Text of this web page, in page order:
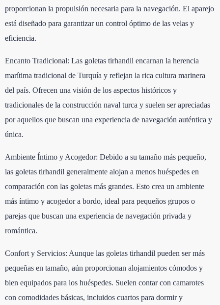
proporcionan la propulsión necesaria para la navegación. El aparejo
está diseñado para garantizar un control óptimo de las velas y
eficiencia.
Encanto Tradicional: Las goletas tirhandil encarnan la herencia
marítima tradicional de Turquía y reflejan la rica cultura marinera
del país. Ofrecen una visión de los aspectos históricos y
tradicionales de la construcción naval turca y suelen ser apreciadas
por aquellos que buscan una experiencia de navegación auténtica y
única.
Ambiente Íntimo y Acogedor: Debido a su tamaño más pequeño,
las goletas tirhandil generalmente alojan a menos huéspedes en
comparación con las goletas más grandes. Esto crea un ambiente
más íntimo y acogedor a bordo, ideal para pequeños grupos o
parejas que buscan una experiencia de navegación privada y
romántica.
Confort y Servicios: Aunque las goletas tirhandil pueden ser más
pequeñas en tamaño, aún proporcionan alojamientos cómodos y
bien equipados para los huéspedes. Suelen contar con camarotes
con comodidades básicas, incluidos cuartos para dormir y